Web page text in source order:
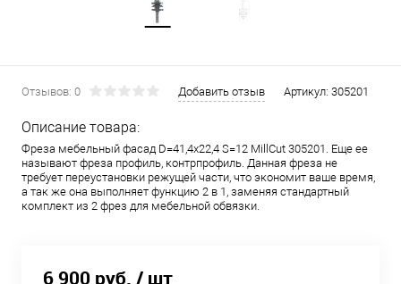
Отзывов: 0 Добавить отзыв Артикул: 305201
Описание товара:
Фреза мебельный фасад D=41,4x22,4 S=12 MillCut 305201. Еще ее
называют фреза профиль, контрпрофиль. Данная фреза не
требует переустановки режущей части, что экономит ваше время,
а так же она выполняет функцию 2 в 1, заменяя стандартный
комплект из 2 фрез для мебельной обвязки.
6 900 руб. / шт